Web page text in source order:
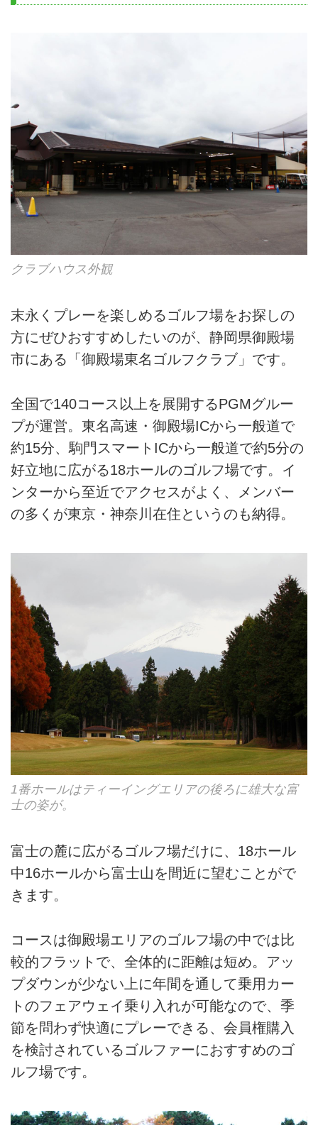
クラブハウス外観
末永くプレーを楽しめるゴルフ場をお探しの
方にぜひおすすめしたいのが、静岡県御殿場
市にある「御殿場東名ゴルフクラブ」です。
全国で140コース以上を展開するPGMグルー
プが運営。東名高速・御殿場ICから一般道で
約15分、駒門スマートICから一般道で約5分の
好立地に広がる18ホールのゴルフ場です。イ
ンターから至近でアクセスがよく、メンバー
の多くが東京・神奈川在住というのも納得。
1番ホールはティーイングエリアの後ろに雄大な富
士の姿が。
富士の麓に広がるゴルフ場だけに、18ホール
中16ホールから富士山を間近に望むことがで
きます。
コースは御殿場エリアのゴルフ場の中では比
較的フラットで、全体的に距離は短め。アッ
プダウンが少ない上に年間を通して乗用カー
トのフェアウェイ乗り入れが可能なので、季
節を問わず快適にプレーできる、会員権購入
を検討されているゴルファーにおすすめのゴ
ルフ場です。